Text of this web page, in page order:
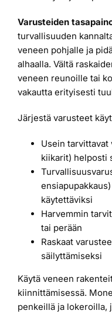
Varusteiden
turvallisuuden
veneen pohjalle ja
alhaalla. Vältä
veneen reunoille tai
vakautta erityisesti
Järjestä varusteet
Usein tarvittavat
kiikarit) helposti
käytettäviksi
Harvemmin
tai perään
Raskaat
säilyttämiseksi
Käytä veneen
kiinnittämisessä.
penkeillä ja lokeroilla,